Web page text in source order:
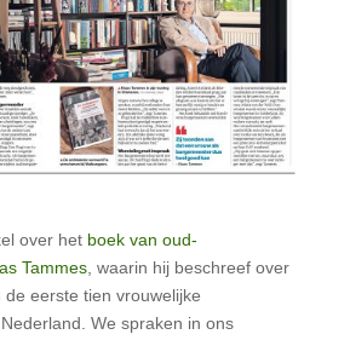
over het boek van oud-
Tammes, waarin hij beschreef over
eerste tien vrouwelijke
We spraken in ons